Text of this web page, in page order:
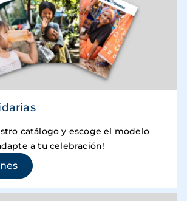
catálogo y escoge el modelo
a tu celebración!
(se abre en una ventana nueva)